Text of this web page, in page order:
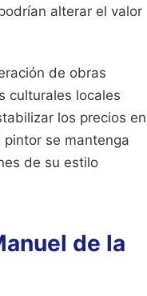
alterar el valor
de obras
culturales locales
los precios en
se mantenga
de su estilo
de la